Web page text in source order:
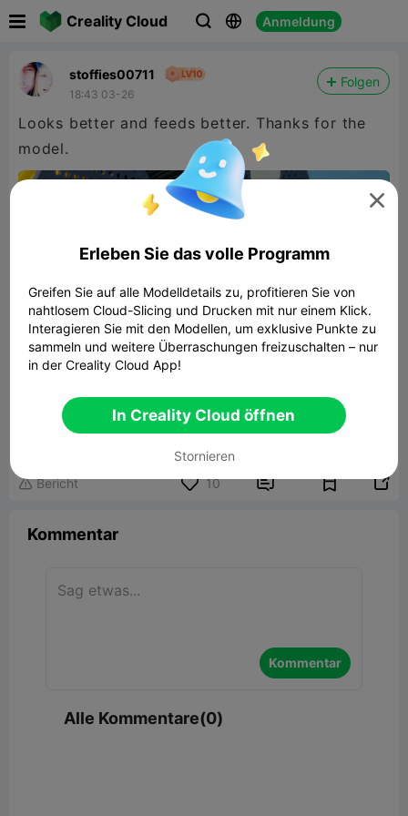
Creality Cloud   Anmeldung
stoffies00711
18:43 03-26
Folgen
Looks better and feeds better. Thanks for the
model.
Spool Hub Adapter Rings
1.79MB Zugehöriges 3D-Modell
 Bericht 10  
Kommentar
Kommentar
Alle Kommentare(0)

Erleben Sie das volle Programm
Greifen Sie auf alle Modelldetails zu, profitieren Sie von
nahtlosem Cloud-Slicing und Drucken mit nur einem Klick.
Interagieren Sie mit den Modellen, um exklusive Punkte zu
sammeln und weitere Überraschungen freizuschalten – nur
in der Creality Cloud App!
In Creality Cloud öffnen
Stornieren